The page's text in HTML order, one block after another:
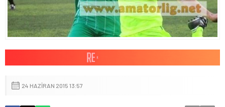
24 HAZIRAN 2015 13:57